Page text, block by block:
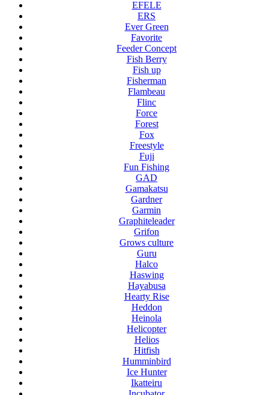
EFELE
ERS
Ever Green
Favorite
Feeder Concept
Fish Berry
Fish up
Fisherman
Flambeau
Flinc
Force
Forest
Fox
Freestyle
Fuji
Fun Fishing
GAD
Gamakatsu
Gardner
Garmin
Graphiteleader
Grifon
Grows culture
Guru
Halco
Haswing
Hayabusa
Hearty Rise
Heddon
Heinola
Helicopter
Helios
Hitfish
Humminbird
Ice Hunter
Ikatteiru